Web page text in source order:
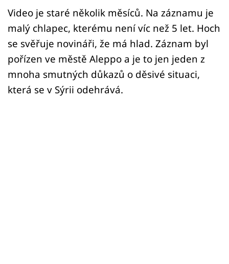
Sledujte nás
Video je staré několik měsíců. Na záznamu je
malý chlapec, kterému není víc než 5 let. Hoch
se svěřuje novináři, že má hlad. Záznam byl
pořízen ve městě Aleppo a je to jen jeden z
mnoha smutných důkazů o děsivé situaci,
která se v Sýrii odehrává.